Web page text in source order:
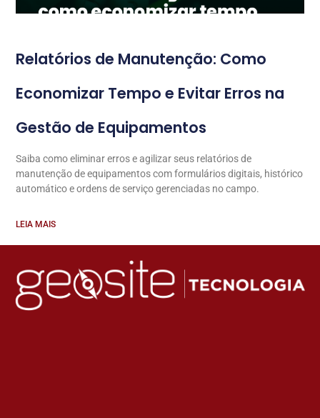
Relatórios de Manutenção: Como
Economizar Tempo e Evitar Erros na
Gestão de Equipamentos
Saiba como eliminar erros e agilizar seus relatórios de
manutenção de equipamentos com formulários digitais, histórico
automático e ordens de serviço gerenciadas no campo.
LEIA MAIS